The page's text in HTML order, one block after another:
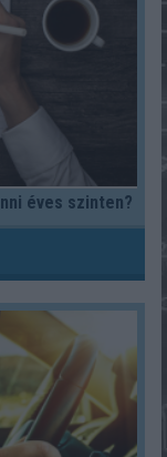
éves szinten?